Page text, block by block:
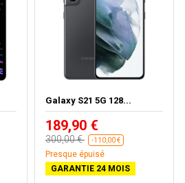
Galaxy S21 5G 128...
189,90 €
300,00 € -110,00 €
Presque épuisé
GARANTIE 24 MOIS